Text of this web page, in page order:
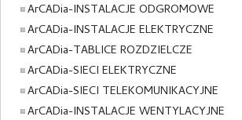
ArCADia-INSTALACJE ODGROMOWE
ArCADia-INSTALACJE ELEKTRYCZNE
ArCADia-TABLICE ROZDZIELCZE
ArCADia-SIECI ELEKTRYCZNE
ArCADia-SIECI TELEKOMUNIKACYJNE
ArCADia-INSTALACJE WENTYLACYJNE